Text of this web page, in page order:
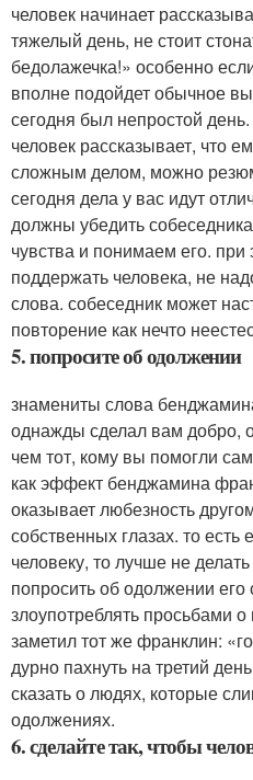
человек начинает
тяжелый день, не стоит
бедолажечка!» особенно
вполне подойдет обычное
сегодня был непростой
человек рассказывает, что
сложным делом, можно
сегодня дела у вас идут
должны убедить
чувства и понимаем его.
поддержать человека, не
слова. собеседник может
повторение как нечто
5. попросите об одолжении
знамениты слова
однажды сделал вам добро,
чем тот, кому вы помогли
как эффект бенджамина
оказывает любезность
собственных глазах. то есть
человеку, то лучше не
попросить об одолжении его
злоупотреблять просьбами
заметил тот же франклин:
дурно пахнуть на третий
сказать о людях, которые
одолжениях.
6. сделайте так, чтобы